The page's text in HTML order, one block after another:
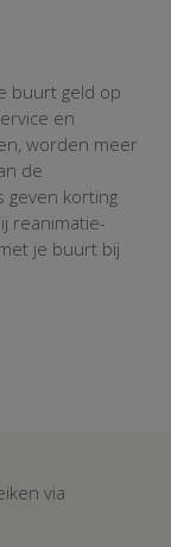
buurt geld op
en
worden meer
de
geven korting
reanimatie-
je buurt bij
via